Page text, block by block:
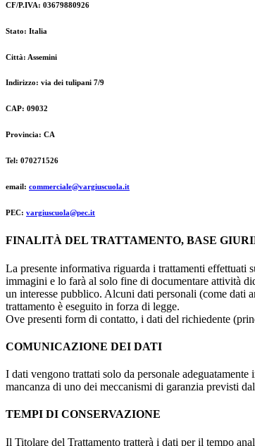
CF/P.IVA: 03679880926
Stato: Italia
Città: Assemini
Indirizzo: via dei tulipani 7/9
CAP: 09032
Provincia: CA
Tel: 070271526
email: commerciale@vargiuscuola.it
PEC: vargiuscuola@pec.it
FINALITÀ DEL TRATTAMENTO, BASE
La presente informativa riguarda i trattamenti effettuati
immagini e lo farà al solo fine di documentare attività
un interesse pubblico. Alcuni dati personali (come dati
trattamento è eseguito in forza di legge.
Ove presenti form di contatto, i dati del richiedente
COMUNICAZIONE DEI DATI
I dati vengono trattati solo da personale
mancanza di uno dei meccanismi di garanzia previsti
TEMPI DI CONSERVAZIONE
Il Titolare del Trattamento tratterà i dati per il tempo